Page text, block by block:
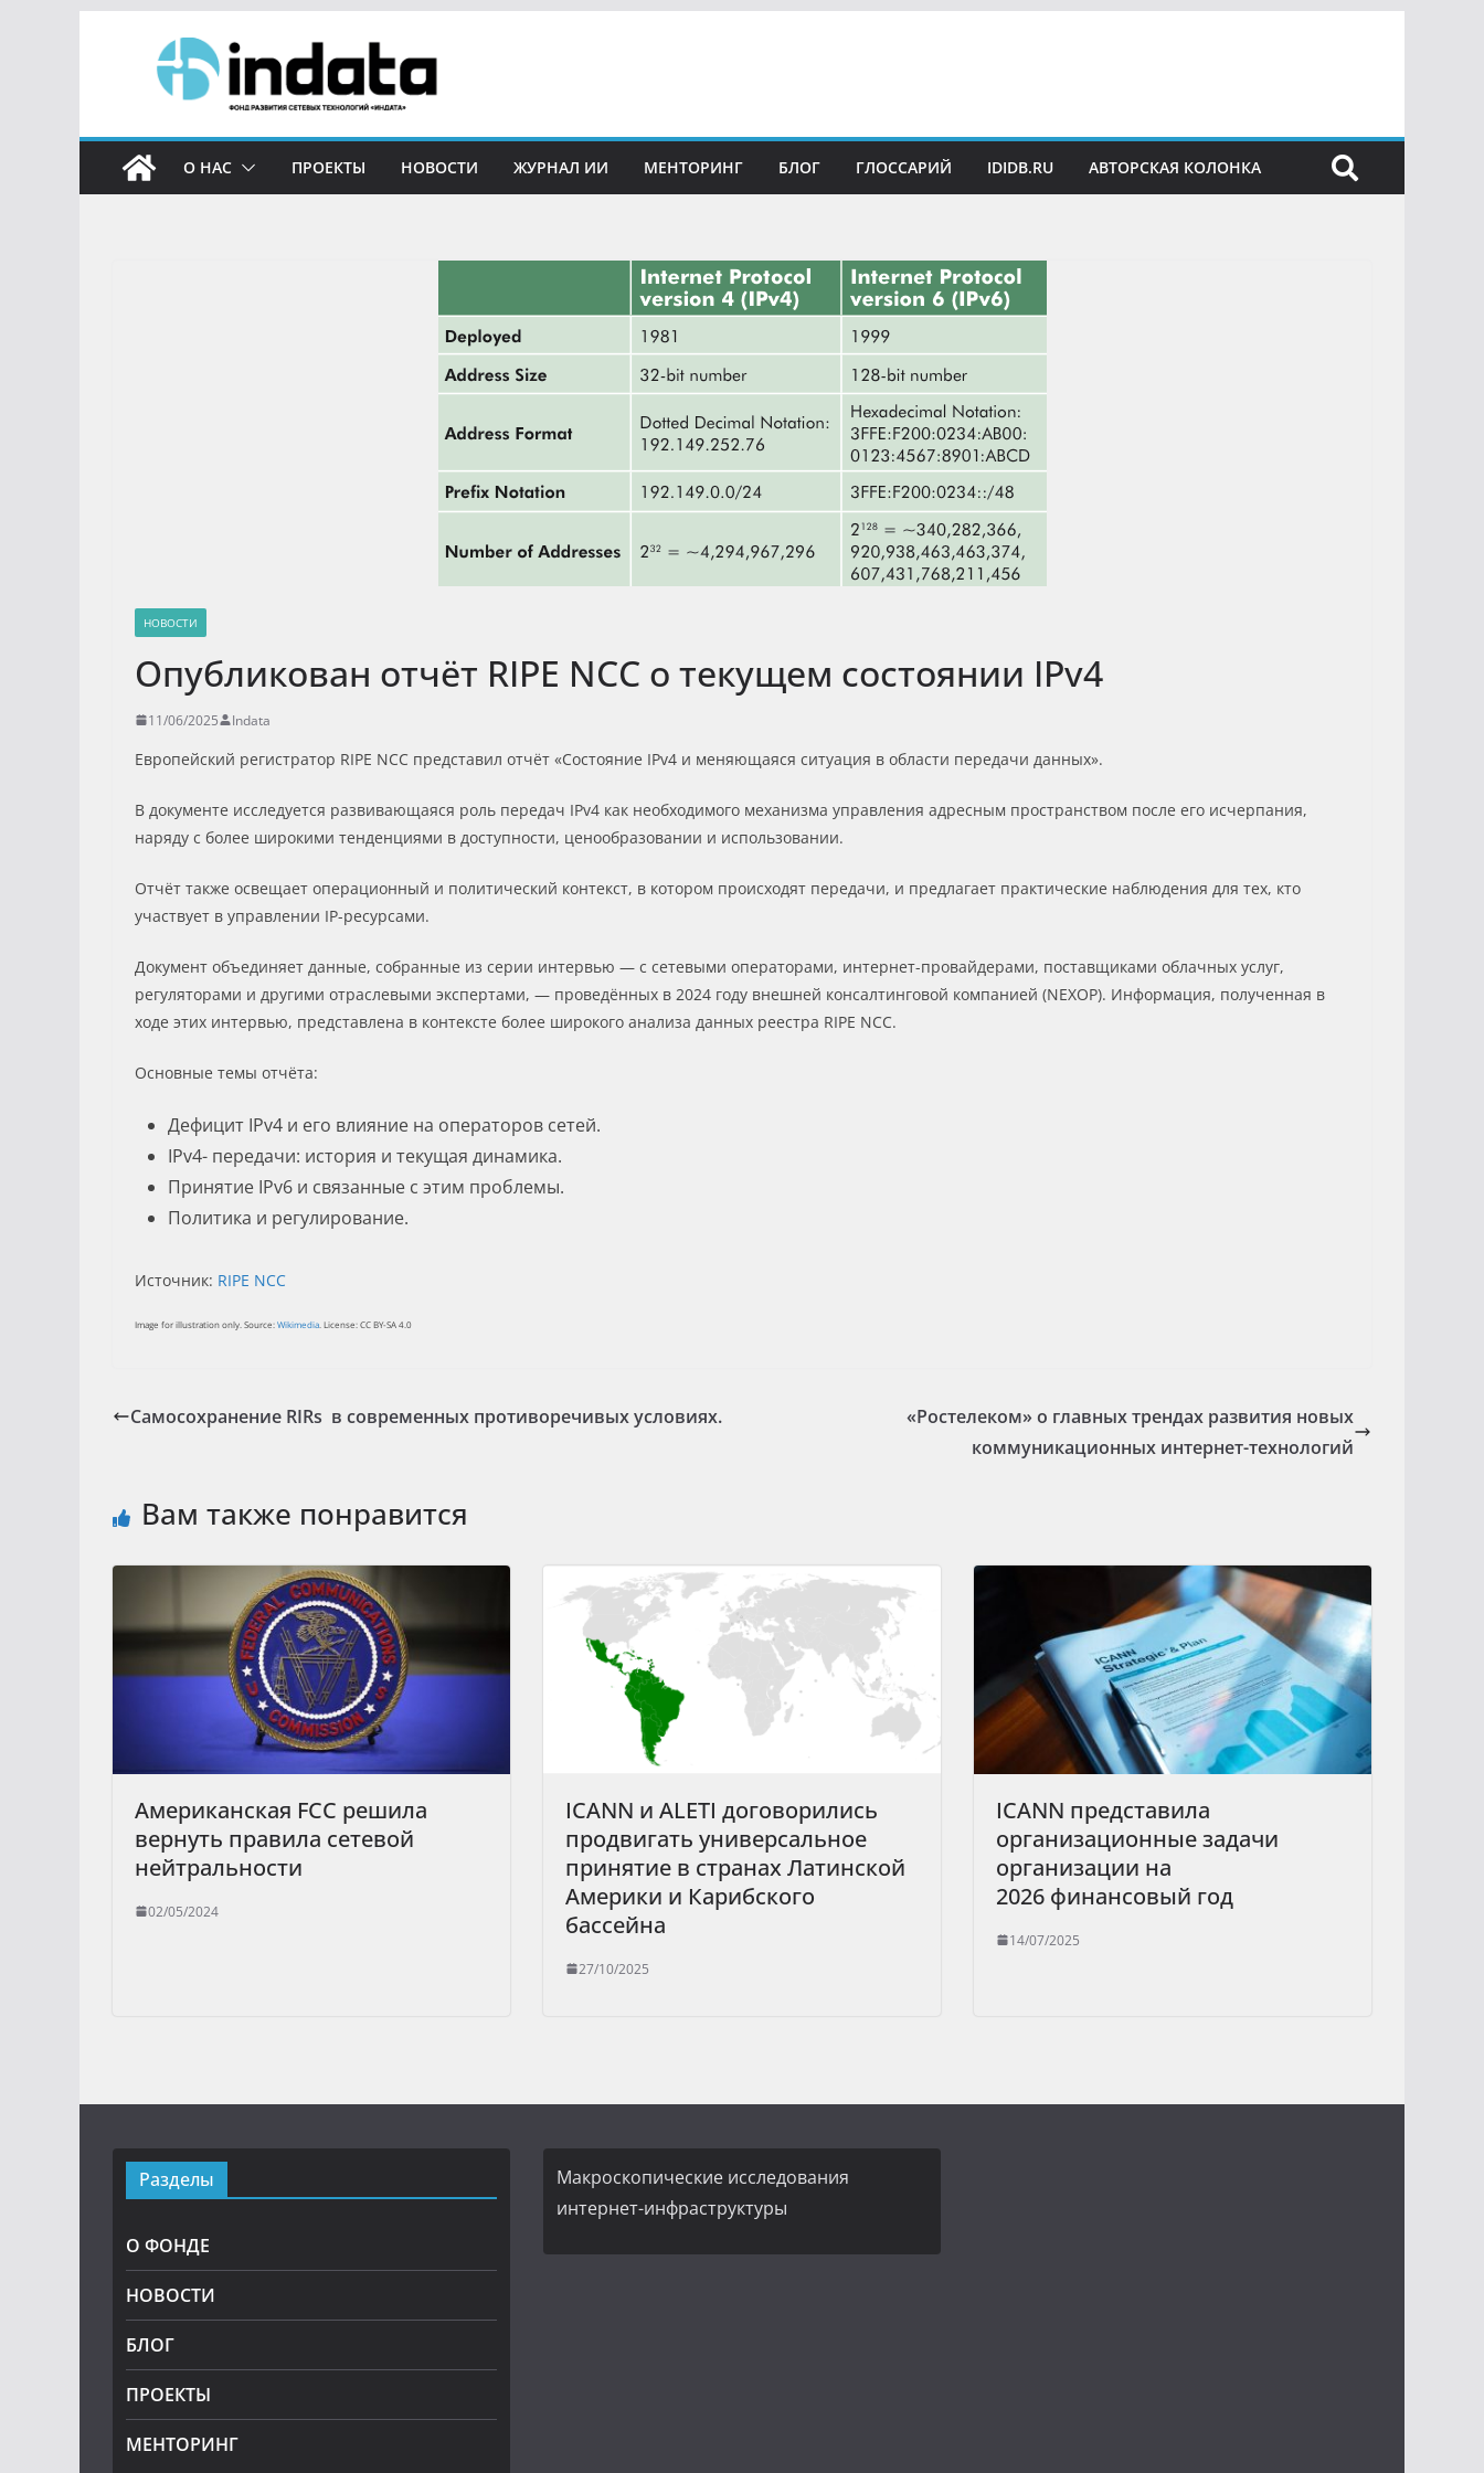
О НАС ПРОЕКТЫ НОВОСТИ ЖУРНАЛ ИИ МЕНТОРИНГ БЛОГ ГЛОССАРИЙ IDIDB.RU АВТОРСКАЯ КОЛОНКА
НОВОСТИ
Опубликован отчёт RIPE NCC о текущем состоянии IPv4
11/06/2025 Indata
Европейский регистратор RIPE NCC представил отчёт «Состояние IPv4 и меняющаяся ситуация в области передачи данных».
В документе исследуется развивающаяся роль передач IPv4 как необходимого механизма управления адресным пространством после его исчерпания,
наряду с более широкими тенденциями в доступности, ценообразовании и использовании.
Отчёт также освещает операционный и политический контекст, в котором происходят передачи, и предлагает практические наблюдения для тех, кто
участвует в управлении IP-ресурсами.
Документ объединяет данные, собранные из серии интервью — с сетевыми операторами, интернет-провайдерами, поставщиками облачных услуг,
регуляторами и другими отраслевыми экспертами, — проведённых в 2024 году внешней консалтинговой компанией (NEXOP). Информация, полученная в
ходе этих интервью, представлена в контексте более широкого анализа данных реестра RIPE NCC.
Основные темы отчёта:
Дефицит IPv4 и его влияние на операторов сетей.
IPv4- передачи: история и текущая динамика.
Принятие IPv6 и связанные с этим проблемы.
Политика и регулирование.
Источник: RIPE NCC
Image for illustration only. Source:Wikimedia . License: CC BY-SA 4.0
Самосохранение RIRs в современных противоречивых условиях.
«Ростелеком» о главных трендах развития новых
коммуникационных интернет-технологий
Вам также понравится
Американская FCC решила
вернуть правила сетевой
нейтральности
02/05/2024
ICANN и ALETI договорились
продвигать универсальное
принятие в странах Латинской
Америки и Карибского
бассейна
27/10/2025
ICANN представила
организационные задачи
организации на
2026 финансовый год
14/07/2025
Разделы
О ФОНДЕ
НОВОСТИ
БЛОГ
ПРОЕКТЫ
МЕНТОРИНГ
Макроскопические исследования
интернет-инфраструктуры